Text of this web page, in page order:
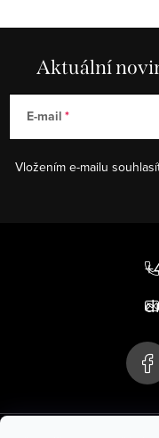
Aktuální
E-mail
Vložením e-mailu